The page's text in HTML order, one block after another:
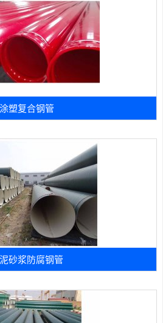
涂塑复合钢管
砂浆防腐钢管